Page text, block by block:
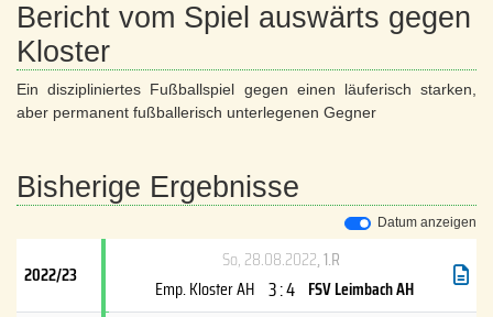
Bericht vom Spiel auswärts gegen
Kloster
Ein diszipliniertes Fußballspiel gegen einen läuferisch starken,
aber permanent fußballerisch unterlegenen Gegner
Bisherige Ergebnisse
Datum anzeigen
2022/23
So, 28.08.2022, 1.R
Emp. Kloster AH 3 : 4 FSV Leimbach AH